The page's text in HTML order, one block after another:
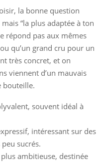
la bonne question
“la plus adaptée à ton
répond pas aux mêmes
qu’un grand cru pour un
très concret, et on
viennent d’un mauvais
bouteille.
souvent idéal à
intéressant sur des
sucrés.
ambitieuse, destinée